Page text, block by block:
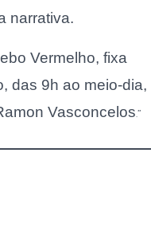
narrativa.
Vermelho, fixa
das 9h ao meio-dia,
Vasconcelos.”